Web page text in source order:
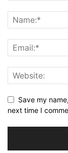
Save my
next time I